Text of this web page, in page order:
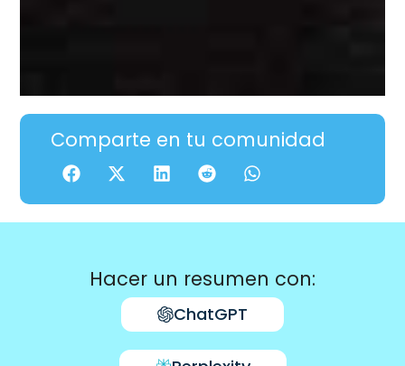
Comparte en tu comunidad
Hacer un resumen con:
ChatGPT